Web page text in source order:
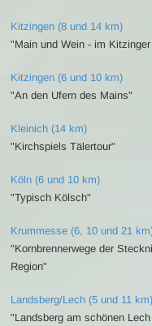
Kitzingen (8 und 14 km)
"Main und Wein - im Kitzinger
Kitzingen (6 und 10 km)
"An den Ufern des Mains"
Kleinich (14 km)
"Kirchspiels Tälertour"
Köln (6 und 10 km)
"Typisch Kölsch"
Krummesse (6, 10 und 21
"Kornbrennerwege der
Region"
Landsberg/Lech (5 und 11 km)
"Landsberg am schönen